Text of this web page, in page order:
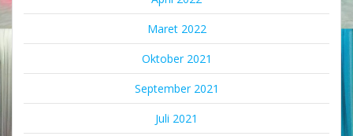
Maret 2022
Oktober 2021
September 2021
Juli 2021